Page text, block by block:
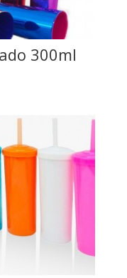
300ml